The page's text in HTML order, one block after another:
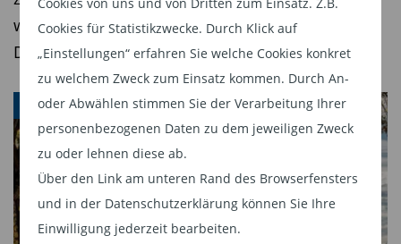
Cookies für Statistikzwecke. Durch Klick auf
„Einstellungen“ erfahren Sie welche Cookies konkret
zu welchem Zweck zum Einsatz kommen. Durch An-
oder Abwählen stimmen Sie der Verarbeitung Ihrer
personenbezogenen Daten zu dem jeweiligen Zweck
zu oder lehnen diese ab.
Über den Link am unteren Rand des Browserfensters
und in der Datenschutzerklärung können Sie Ihre
Einwilligung jederzeit bearbeiten.
Diesen Beitrag teilen:
weshalb Qualität wichtiger ist als eine hohe
Dividendenrendite.
WAHLEN